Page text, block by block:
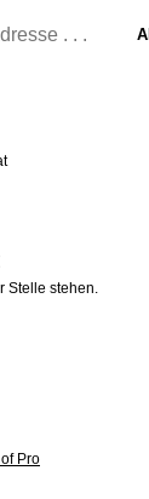
Stelle stehen.
Pro